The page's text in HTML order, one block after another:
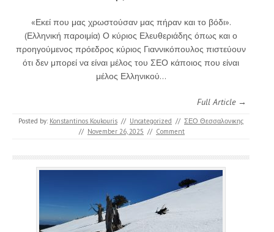
«Εκεί που μας χρωστούσαν μας πήραν και το βόδι».
(Ελληνική παροιμία) Ο κύριος Ελευθεριάδης όπως και ο
προηγούμενος πρόεδρος κύριος Γιαννικόπουλος πιστεύουν
ότι δεν μπορεί να είναι μέλος του ΣΕΟ κάποιος που είναι
μέλος Ελληνικού…
Full Article →
Posted by: Konstantinos Koukouris // Uncategorized // ΣΕΟ Θεσσαλονικης
// November 26, 2025 // Comment